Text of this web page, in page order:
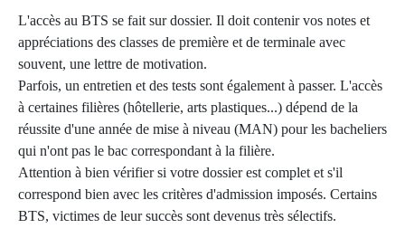
L'accès au BTS se fait sur dossier. Il doit contenir vos notes et
appréciations des classes de première et de terminale avec
souvent, une lettre de motivation.
Parfois, un entretien et des tests sont également à passer. L'accès
à certaines filières (hôtellerie, arts plastiques...) dépend de la
réussite d'une année de mise à niveau (MAN) pour les bacheliers
qui n'ont pas le bac correspondant à la filière.
Attention à bien vérifier si votre dossier est complet et s'il
correspond bien avec les critères d'admission imposés. Certains
BTS, victimes de leur succès sont devenus très sélectifs.